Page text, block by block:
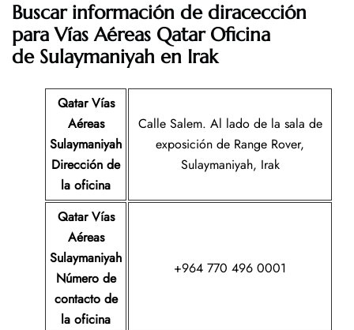
Buscar información de diracección
para Vías Aéreas Qatar Oficina
de Sulaymaniyah en Irak
Qatar Vías
Aéreas
Sulaymaniyah
Dirección de
la oficina
Calle Salem. Al lado de la sala de
exposición de Range Rover,
Sulaymaniyah, Irak
Qatar Vías
Aéreas
Sulaymaniyah
Número de
contacto de
la oficina
+964 770 496 0001